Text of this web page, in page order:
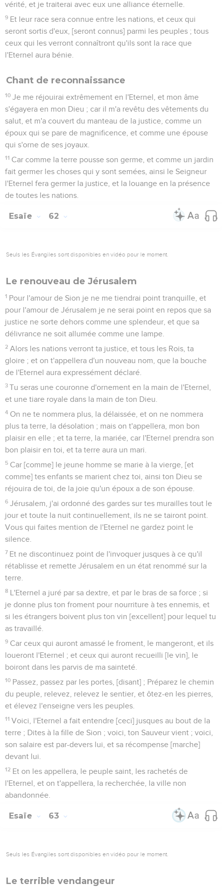
vérité, et je traiterai avec eux une alliance éternelle.
9 Et leur race sera connue entre les nations, et ceux qui
seront sortis d'eux, [seront connus] parmi les peuples ; tous
ceux qui les verront connaîtront qu'ils sont la race que
l'Eternel aura bénie.
Chant de reconnaissance
10 Je me réjouirai extrêmement en l'Eternel, et mon âme
s'égayera en mon Dieu ; car il m'a revêtu des vêtements du
salut, et m'a couvert du manteau de la justice, comme un
époux qui se pare de magnificence, et comme une épouse
qui s'orne de ses joyaux.
11 Car comme la terre pousse son germe, et comme un jardin
fait germer les choses qui y sont semées, ainsi le Seigneur
l'Eternel fera germer la justice, et la louange en la présence
de toutes les nations.
Esaïe 62
Seuls les Évangiles sont disponibles en vidéo pour le moment.
Le renouveau de Jérusalem
1 Pour l'amour de Sion je ne me tiendrai point tranquille, et
pour l'amour de Jérusalem je ne serai point en repos que sa
justice ne sorte dehors comme une splendeur, et que sa
délivrance ne soit allumée comme une lampe.
2 Alors les nations verront ta justice, et tous les Rois, ta
gloire ; et on t'appellera d'un nouveau nom, que la bouche
de l'Eternel aura expressément déclaré.
3 Tu seras une couronne d'ornement en la main de l'Eternel,
et une tiare royale dans la main de ton Dieu.
4 On ne te nommera plus, la délaissée, et on ne nommera
plus ta terre, la désolation ; mais on t'appellera, mon bon
plaisir en elle ; et ta terre, la mariée, car l'Eternel prendra son
bon plaisir en toi, et ta terre aura un mari.
5 Car [comme] le jeune homme se marie à la vierge, [et
comme] tes enfants se marient chez toi, ainsi ton Dieu se
réjouira de toi, de la joie qu'un époux a de son épouse.
6 Jérusalem, j'ai ordonné des gardes sur tes murailles tout le
jour et toute la nuit continuellement, ils ne se tairont point.
Vous qui faites mention de l'Eternel ne gardez point le
silence.
7 Et ne discontinuez point de l'invoquer jusques à ce qu'il
rétablisse et remette Jérusalem en un état renommé sur la
terre.
8 L'Eternel a juré par sa dextre, et par le bras de sa force ; si
je donne plus ton froment pour nourriture à tes ennemis, et
si les étrangers boivent plus ton vin [excellent] pour lequel tu
as travaillé.
9 Car ceux qui auront amassé le froment, le mangeront, et ils
loueront l'Eternel ; et ceux qui auront recueilli [le vin], le
boiront dans les parvis de ma sainteté.
10 Passez, passez par les portes, [disant] ; Préparez le chemin
du peuple, relevez, relevez le sentier, et ôtez-en les pierres,
et élevez l'enseigne vers les peuples.
11 Voici, l'Eternel a fait entendre [ceci] jusques au bout de la
terre ; Dites à la fille de Sion ; voici, ton Sauveur vient ; voici,
son salaire est par-devers lui, et sa récompense [marche]
devant lui.
12 Et on les appellera, le peuple saint, les rachetés de
l'Eternel, et on t'appellera, la recherchée, la ville non
abandonnée.
Esaïe 63
Seuls les Évangiles sont disponibles en vidéo pour le moment.
Le terrible vendangeur